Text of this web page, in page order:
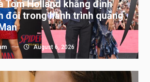
Tom Holland khẳng định
đôi trong hành trình quảng
August 6, 2026